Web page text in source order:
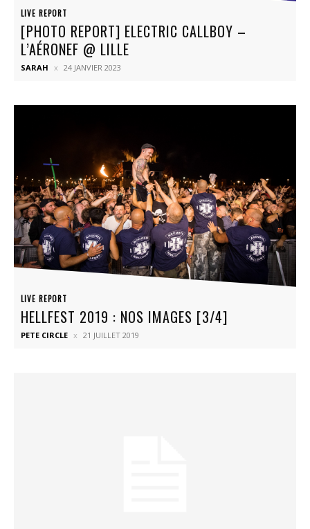
LIVE REPORT
[PHOTO REPORT] ELECTRIC CALLBOY –
L’AÉRONEF @ LILLE
SARAH 24 JANVIER 2023
LIVE REPORT
HELLFEST 2019 : NOS IMAGES [3/4]
PETE CIRCLE 21 JUILLET 2019